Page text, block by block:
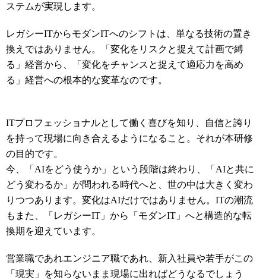
ステムが実現します。
レガシーITからモダンITへのシフトは、単なる技術の置き
換えではありません。「変化をリスクと捉えて計画で縛
る」経営から、「変化をチャンスと捉えて適応力を高め
る」経営への根本的な変革なのです。
ITプロフェッショナルとして働く喜びを知り、
自信と誇り
を持って現場に向き合えるようになること。 それが本研修
の目的です。
今、「AIをどう使うか」という段階は終わり、「AIと共に
どう変わるか」が問われる時代へと、世の中は大きく変わ
りつつあります。変化はAIだけではありません。ITの潮流
もまた、「レガシーIT」から「モダンIT」へと構造的な転
換期を迎えています。
営業職であれエンジニア職であれ、新入社員や若手がこの
「現実」を知らないまま現場に出ればどうなるでしょう